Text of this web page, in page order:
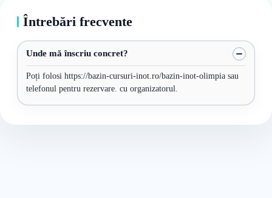
Întrebări frecvente
Unde mă înscriu concret?
Poți folosi https://bazin-cursuri-inot.ro/bazin-inot-olimpia sau
telefonul pentru rezervare. cu organizatorul.